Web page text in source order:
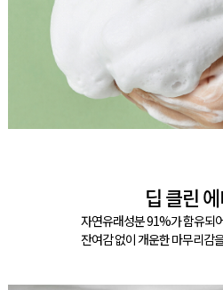
딥 클린
자연유래성분 91%가 함유되
잔여감 없이 개운한 마무리감